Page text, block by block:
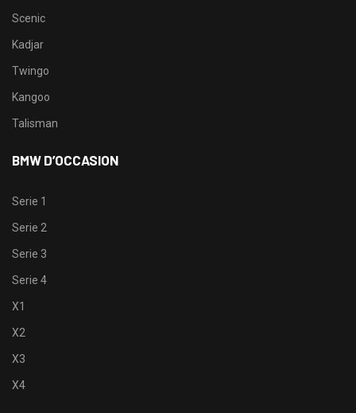
Scenic
Kadjar
Twingo
Kangoo
Talisman
BMW D’OCCASION
Serie 1
Serie 2
Serie 3
Serie 4
X1
X2
X3
X4